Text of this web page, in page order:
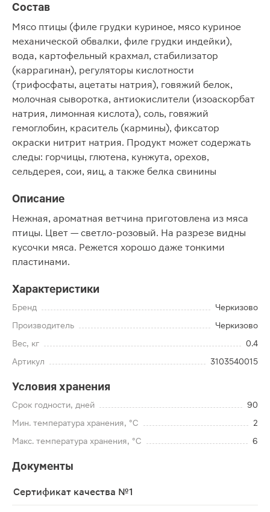
Состав
Мясо птицы (филе грудки куриное, мясо куриное
механической обвалки, филе грудки индейки),
вода, картофельный крахмал, стабилизатор
(каррагинан), регуляторы кислотности
(трифосфаты, ацетаты натрия), говяжий белок,
молочная сыворотка, антиокислители (изоаскорбат
натрия, лимонная кислота), соль, говяжий
гемоглобин, краситель (кармины), фиксатор
окраски нитрит натрия. Продукт может содержать
следы: горчицы, глютена, кунжута, орехов,
сельдерея, сои, яиц, а также белка свинины
Описание
Нежная, ароматная ветчина приготовлена из мяса
птицы. Цвет — светло-розовый. На разрезе видны
кусочки мяса. Режется хорошо даже тонкими
пластинами.
Характеристики
Бренд
Черкизово
Производитель
Черкизово
Вес, кг
0.4
Артикул
3103540015
Условия хранения
Срок годности, дней
90
Мин. температура хранения, °C
2
Макс. температура хранения, °C
6
Документы
Сертификат качества №1